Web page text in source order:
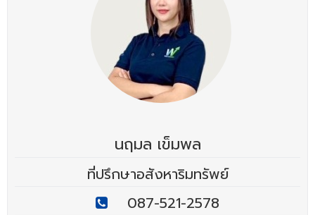
นฤมล เข็มพล
ที่ปรึกษาอสังหาริมทรัพย์
087-521-2578